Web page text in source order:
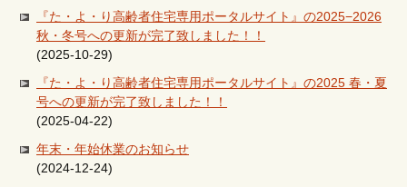
『た・よ・り高齢者住宅専用ポータルサイト』の2025−2026
秋・冬号への更新が完了致しました！！
(2025-10-29)
『た・よ・り高齢者住宅専用ポータルサイト』の2025 春・夏
号への更新が完了致しました！！
(2025-04-22)
年末・年始休業のお知らせ
(2024-12-24)